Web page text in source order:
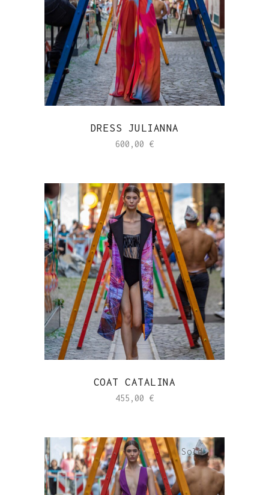
DRESS JULIANNA
600,00 €
COAT CATALINA
455,00 €
Sold